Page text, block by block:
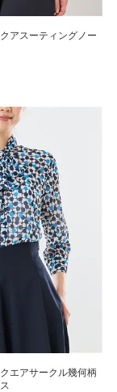
アスーティングノー
エアサークル幾何柄